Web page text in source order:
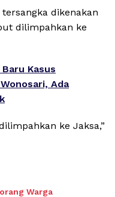
dikenakan
dilimpahkan ke
Kasus
Ada
ke Jaksa,”
Warga